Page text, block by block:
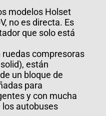
modelos Holset
no es directa. Es
que solo está
compresoras
están
un bloque de
para
y con mucha
autobuses